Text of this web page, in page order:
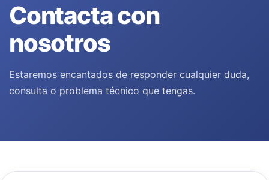
Contacta con
nosotros
Estaremos encantados de responder cualquier duda,
consulta o problema técnico que tengas.